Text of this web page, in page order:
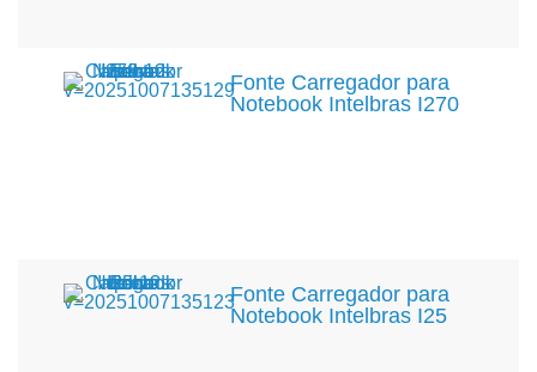
Fonte Carregador para
Notebook Intelbras I270
Fonte Carregador para
Notebook Intelbras I25